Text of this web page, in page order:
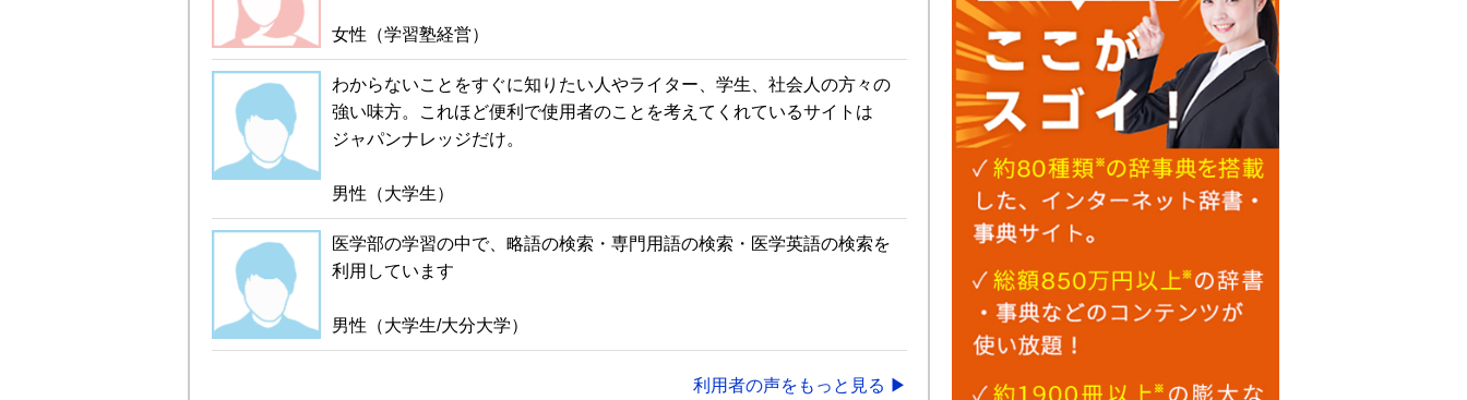
女性（学習塾経営）
わからないことをすぐに知りたい人やライター、学生、社会人の方々の
強い味方。これほど便利で使用者のことを考えてくれているサイトは
ジャパンナレッジだけ。
男性（大学生）
医学部の学習の中で、略語の検索・専門用語の検索・医学英語の検索を
利用しています
男性（大学生/大分大学）
利用者の声をもっと見る ▶